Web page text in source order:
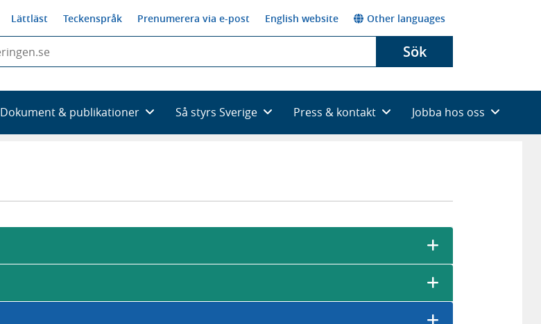
Lättläst Teckenspråk Prenumerera via e-post English website Other languages
Sök
Dokument & publikationer Så styrs Sverige Press & kontakt Jobba hos oss